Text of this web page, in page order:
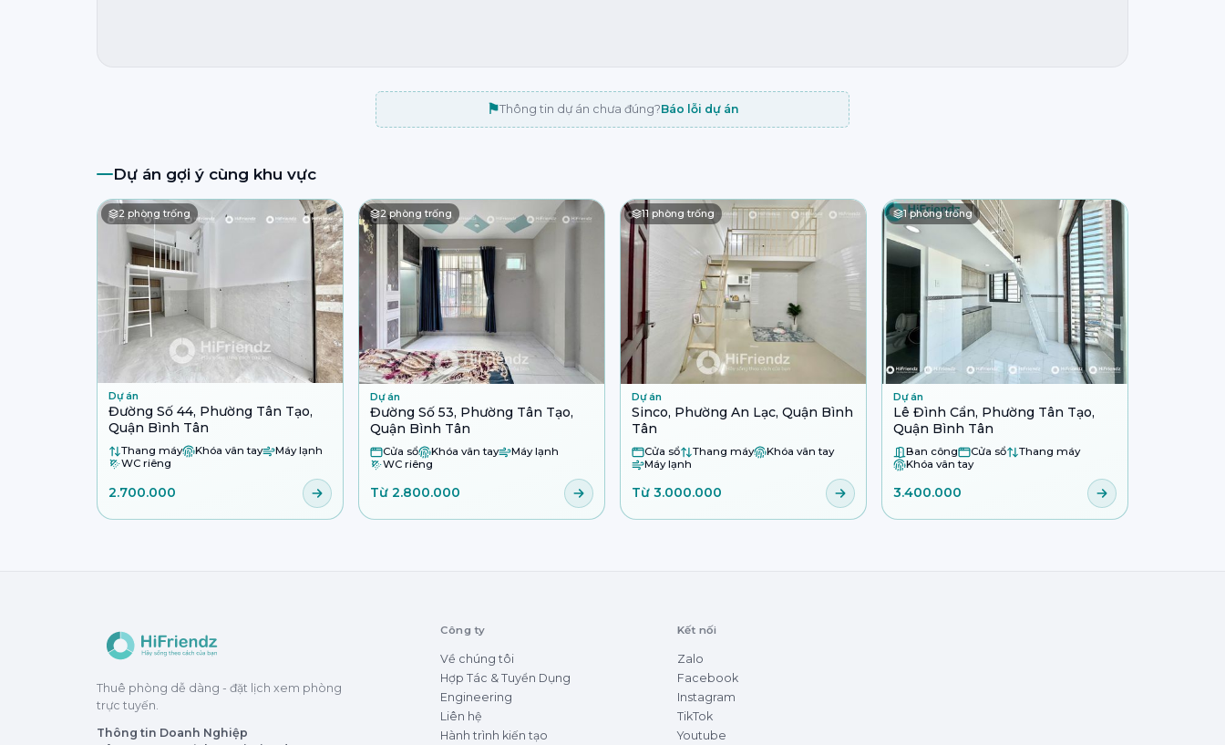
⚑Thông tin dự án chưa đúng?Báo lỗi dự án
Dự án gợi ý cùng khu vực
2 phòng trống
Dự án
Đường Số 44, Phường Tân Tạo,
Quận Bình Tân
Thang máy Khóa vân tay
Máy lạnh
WC riêng
2.700.000
2phòng trống
Dự án
Đường Số 53, Phường Tân Tạo,
Quận Bình Tân
Cửa sổ Khóa vân tay
Máy lạnh
WC riêng
Từ 2.800.000
11 phòng trống
Dự án
Sinco, Phường An Lạc, Quận Bình
Tân
Cửa sổ Thang máy
Khóa vân tay
Máy lạnh
Từ 3.000.000
1phòng trống
Dự án
Lê Đình Cẩn, Phường Tân Tạo,
Quận Bình Tân
Ban công Cửa sổ
Thang máy
Khóa vân tay
3.400.000
Thuê phòng dễ dàng - đặt lịch xem phòng
trực tuyến.
Thông tin Doanh Nghiệp
Công ty
Về chúng tôi
Hợp Tác & Tuyển Dụng
Engineering
Liên hệ
Hành trình kiến tạo
Kết nối
Zalo
Facebook
Instagram
TikTok
Youtube